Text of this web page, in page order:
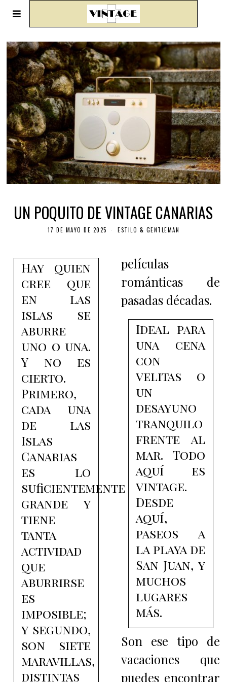
UN POQUITO DE VINTAGE CANARIAS
17 DE MAYO DE 2025 ESTILO & GENTLEMAN
Hay quien
cree que
en las
islas se
aburre
uno o una.
Y no es
cierto.
Primero,
cada una
de las
Islas
Canarias
es lo
suficientemente
grande y
tiene
tanta
actividad
que
aburrirse
es
imposible;
y segundo,
son siete
maravillas,
distintas
películas
románticas de
pasadas décadas.
Ideal para
una cena
con
velitas o
un
desayuno
tranquilo
frente al
mar. Todo
aquí es
vintage.
Desde
aquí,
paseos a
la playa de
San Juan, y
muchos
lugares
más.
Son ese tipo de
vacaciones que
puedes encontrar